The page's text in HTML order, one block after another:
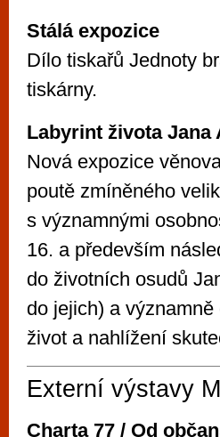
Stálá expozice
Dílo tiskařů Jednoty
tiskárny.
Labyrint života Jana
Nová expozice
poutě zmíněného
s významnými
16. a především
do životních osudů
do jejich) a
život a nahlížení
Externí výstavy
Charta 77 / Od